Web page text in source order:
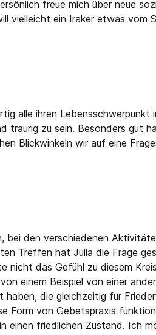
freue mich über neue
vielleicht ein Iraker etwas vom
alle ihren Lebensschwerpunkt
traurig zu sein. Besonders gut
Blickwinkeln wir auf eine
den verschiedenen
Treffen hat Julia die Frage
das Gefühl zu diesem
einem Beispiel von einer
die gleichzeitig für
Form von Gebetspraxis
einen friedlichen Zustand. Ich